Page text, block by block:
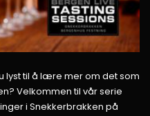
lyst til å lære mer om det som
Velkommen til vår serie
i Snekkerbrakken på